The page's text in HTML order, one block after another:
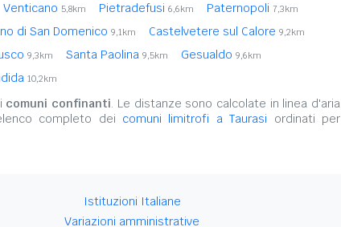
Venticano 5,8km Pietradefusi 6,6km Paternopoli 7,3km
di San Domenico 9,1km Castelvetere sul Calore 9,2km
9,3km Santa Paolina 9,5km Gesualdo 9,6km
10,2km
comuni confinanti. Le distanze sono calcolate in linea d'aria
completo dei comuni limitrofi a Taurasi ordinati per
Istituzioni Italiane
Variazioni amministrative